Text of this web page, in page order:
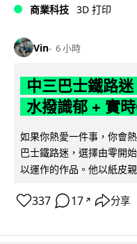
商業科技 3D 打印
Vin 6 小時
中三巴士鐵路
水撥識郁 + 實
如果你熱愛一件事，你會
巴士鐵路迷，選擇由零開
以運作的作品。他以紙皮
337 17 ↗ 分享